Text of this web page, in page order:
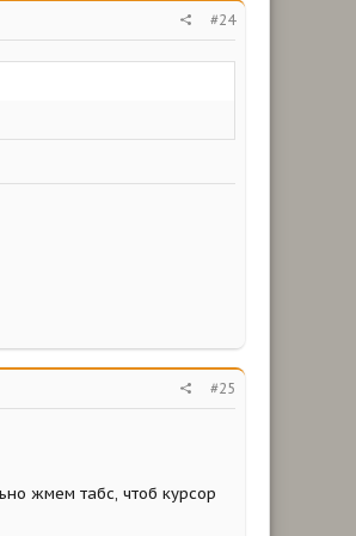
#24
#25
жмем табс, чтоб курсор